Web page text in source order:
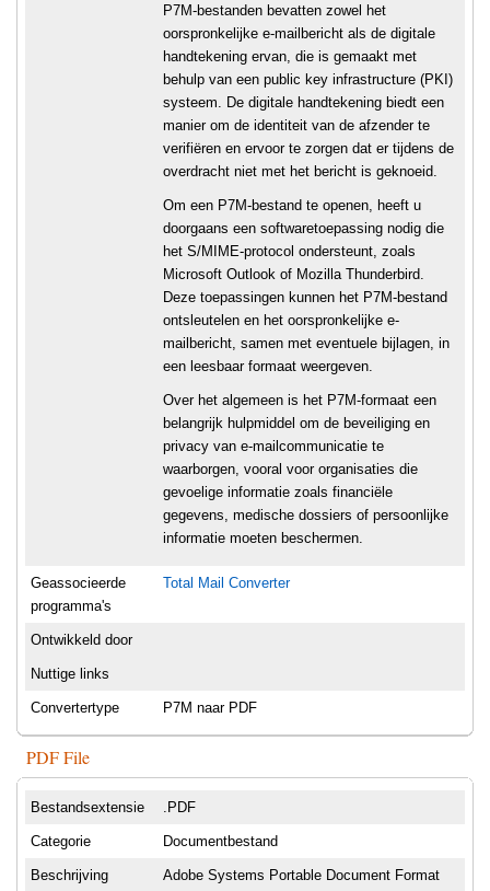
P7M-bestanden bevatten zowel het
oorspronkelijke e-mailbericht als de digitale
handtekening ervan, die is gemaakt met
behulp van een public key infrastructure (PKI)
systeem. De digitale handtekening biedt een
manier om de identiteit van de afzender te
verifiëren en ervoor te zorgen dat er tijdens de
overdracht niet met het bericht is geknoeid.
Om een P7M-bestand te openen, heeft u
doorgaans een softwaretoepassing nodig die
het S/MIME-protocol ondersteunt, zoals
Microsoft Outlook of Mozilla Thunderbird.
Deze toepassingen kunnen het P7M-bestand
ontsleutelen en het oorspronkelijke e-
mailbericht, samen met eventuele bijlagen, in
een leesbaar formaat weergeven.
Over het algemeen is het P7M-formaat een
belangrijk hulpmiddel om de beveiliging en
privacy van e-mailcommunicatie te
waarborgen, vooral voor organisaties die
gevoelige informatie zoals financiële
gegevens, medische dossiers of persoonlijke
informatie moeten beschermen.
Geassocieerde
programma's
Total Mail Converter
Ontwikkeld door
Nuttige links
Convertertype P7M naar PDF
PDF File
Bestandsextensie .PDF
Categorie Documentbestand
Beschrijving
Adobe Systems Portable Document Format